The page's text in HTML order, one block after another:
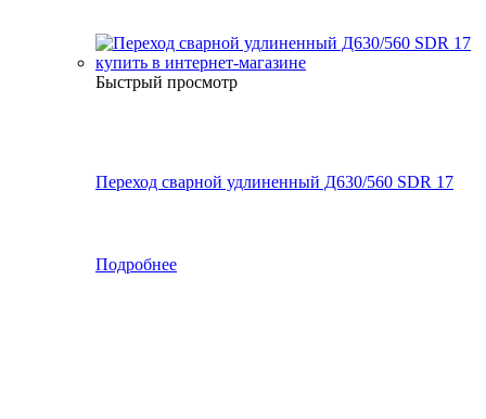
Быстрый просмотр
Переход сварной удлиненный Д630/560 SDR 17
Подробнее